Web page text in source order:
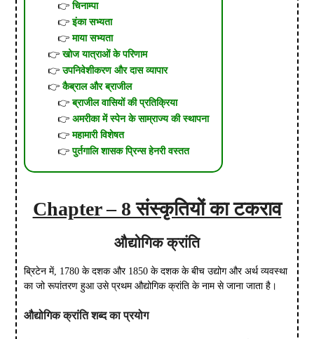
चिनाम्पा
इंका सभ्यता
माया सभ्यता
खोज यात्राओं के परिणाम
उपनिवेशीकरण और दास व्यापार
कैब्राल और ब्राजील
ब्राजील वासियों की प्रतिक्रिया
अमरीका में स्पेन के साम्राज्य की स्थापना
महामारी विशेषत
पुर्तगालि शासक प्रिन्स हेनरी वस्तत
Chapter – 8 संस्कृतियों का टकराव
औद्योगिक क्रांति
ब्रिटेन में, 1780 के दशक और 1850 के दशक के बीच उद्योग और अर्थ व्यवस्था
का जो रूपांतरण हुआ उसे प्रथम औद्योगिक क्रांति के नाम से जाना जाता है।
औद्योगिक क्रांति शब्द का प्रयोग